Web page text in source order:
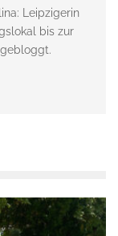
Leipzigerin
bis zur